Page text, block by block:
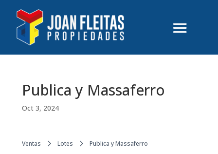
Publica y Massaferro
Oct 3, 2024
Ventas Lotes Publica y Massaferro